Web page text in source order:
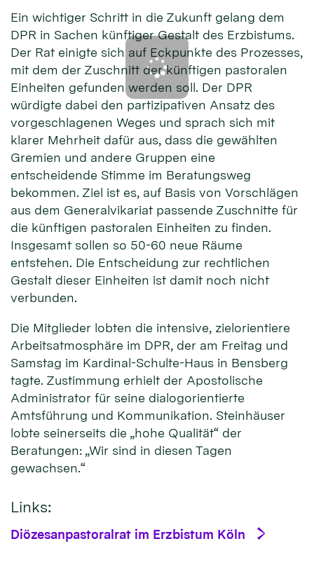
Ein wichtiger Schritt in die Zukunft gelang dem
DPR in Sachen künftiger Gestalt des Erzbistums.
Der Rat einigte sich auf Eckpunkte des Prozesses,
mit dem der Zuschnitt der künftigen pastoralen
Einheiten gefunden werden soll. Der DPR
würdigte dabei den partizipativen Ansatz des
vorgeschlagenen Weges und sprach sich mit
klarer Mehrheit dafür aus, dass die gewählten
Gremien und andere Gruppen eine
entscheidende Stimme im Beratungsweg
bekommen. Ziel ist es, auf Basis von Vorschlägen
aus dem Generalvikariat passende Zuschnitte für
die künftigen pastoralen Einheiten zu finden.
Insgesamt sollen so 50-60 neue Räume
entstehen. Die Entscheidung zur rechtlichen
Gestalt dieser Einheiten ist damit noch nicht
verbunden.
Die Mitglieder lobten die intensive, zielorientiere
Arbeitsatmosphäre im DPR, der am Freitag und
Samstag im Kardinal-Schulte-Haus in Bensberg
tagte. Zustimmung erhielt der Apostolische
Administrator für seine dialogorientierte
Amtsführung und Kommunikation. Steinhäuser
lobte seinerseits die „hohe Qualität“ der
Beratungen: „Wir sind in diesen Tagen
gewachsen.“
Links:
Diözesanpastoralrat im Erzbistum Köln